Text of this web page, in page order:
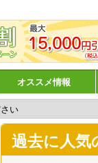
オススメ情報
過去に人気